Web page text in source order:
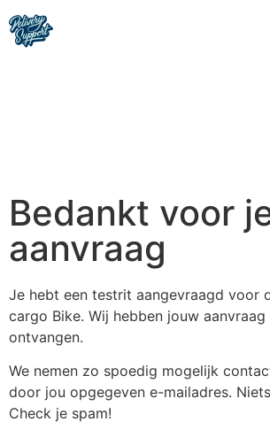
Bedankt voor
aanvraag
Je hebt een testrit aangevraagd voor
cargo Bike. Wij hebben jouw
ontvangen.
We nemen zo spoedig mogelijk
door jou opgegeven e-mailadres.
Check je spam!